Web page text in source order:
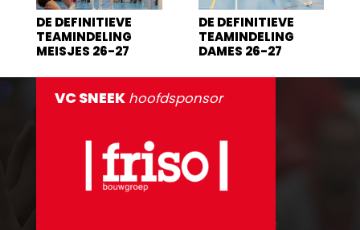
DE DEFINITIEVE
TEAMINDELING
MEISJES 26-27
DE DEFINITIEVE
TEAMINDELING
DAMES 26-27
VC SNEEK hoofdsponsor